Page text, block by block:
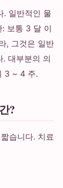
. 일반적인 물
보통 3 달 이
, 그것은 일반
대부분의 의
3 ~ 4 주.
?
습니다. 치료